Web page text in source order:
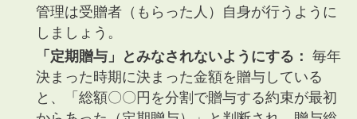
管理は受贈者（もらった人）自身が行うように
しましょう。
「定期贈与」とみなされないようにする： 毎年
決まった時期に決まった金額を贈与している
と、「総額〇〇円を分割で贈与する約束が最初